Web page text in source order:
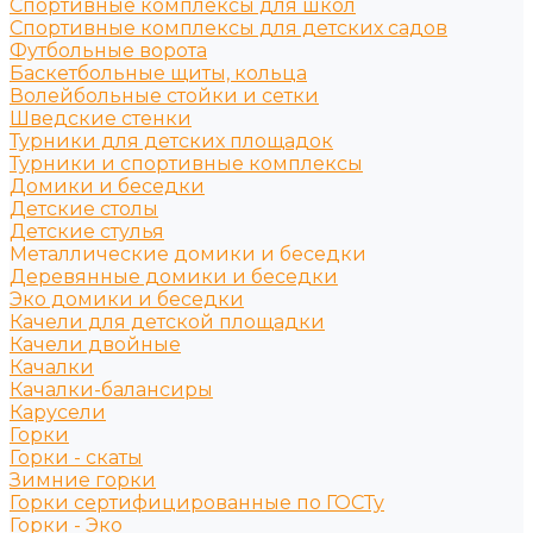
Спортивные комплексы для школ
Спортивные комплексы для детских садов
Футбольные ворота
Баскетбольные щиты, кольца
Волейбольные стойки и сетки
Шведские стенки
Турники для детских площадок
Турники и спортивные комплексы
Домики и беседки
Детские столы
Детские стулья
Металлические домики и беседки
Деревянные домики и беседки
Эко домики и беседки
Качели для детской площадки
Качели двойные
Качалки
Качалки-балансиры
Карусели
Горки
Горки - скаты
Зимние горки
Горки сертифицированные по ГОСТу
Горки - Эко